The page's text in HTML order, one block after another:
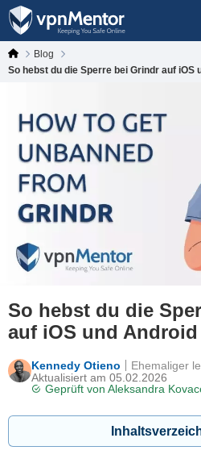
Blog
So hebst du die Sperre bei Grindr auf iOS
So hebst du die
auf iOS und Android
Kennedy Otieno
Aktualisiert am 05.02.2026
Geprüft von Aleksandra
Ehemaliger